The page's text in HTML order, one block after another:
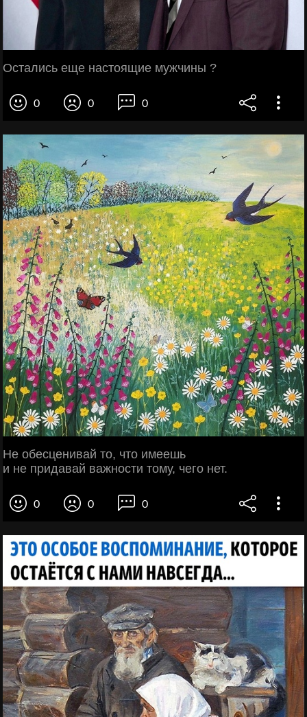
Остались еще настоящие мужчины ?
0 0 0
Не обесценивай то, что имеешь
и не придавай важности тому, чего нет.
0 0 0